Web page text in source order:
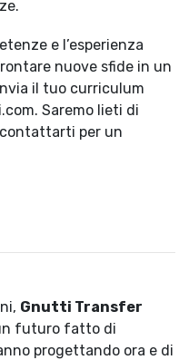
e l’esperienza
nuove sfide in un
il tuo curriculum
Saremo lieti di
per un
Gnutti Transfer
futuro fatto di
progettando ora e di